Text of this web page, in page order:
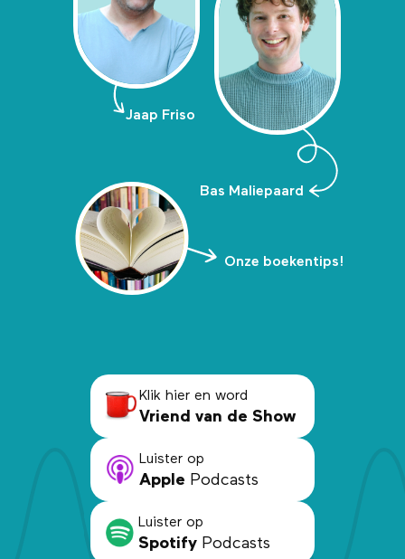
Jaap Friso
Bas Maliepaard
Onze boekentips!
Klik hier en word
Vriend van de Show
Luister op
Apple Podcasts
Luister op
Spotify Podcasts